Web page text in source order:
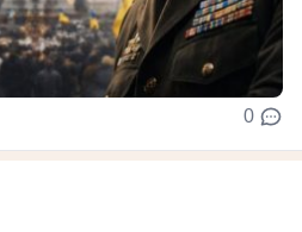
0